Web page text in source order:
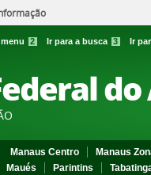
2 Ir para a busca 3 Ir
do
Manaus Centro Manaus
Maués Parintins